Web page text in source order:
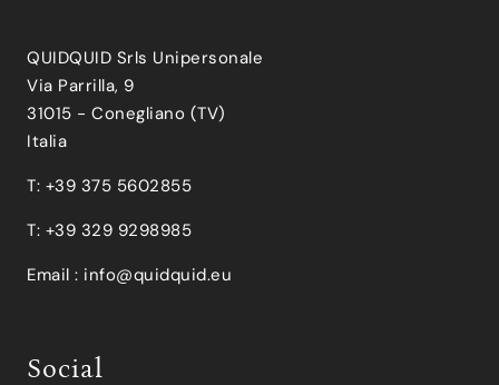
QUIDQUID Srls Unipersonale
Via Parrilla, 9
31015 - Conegliano (TV)
Italia
T: +39 375 5602855
T: +39 329 9298985
Email : info@quidquid.eu
Social